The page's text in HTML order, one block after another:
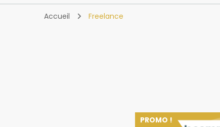
Accueil Freelance
PROMO !